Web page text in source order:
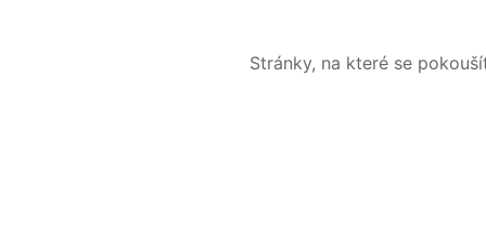
Stránky, na které se